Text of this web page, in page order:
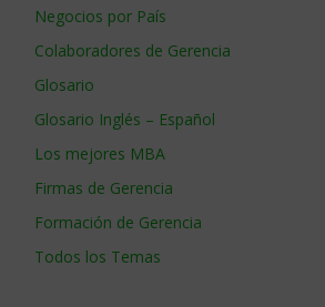
Negocios por País
Colaboradores de Gerencia
Glosario
Glosario Inglés – Español
Los mejores MBA
Firmas de Gerencia
Formación de Gerencia
Todos los Temas